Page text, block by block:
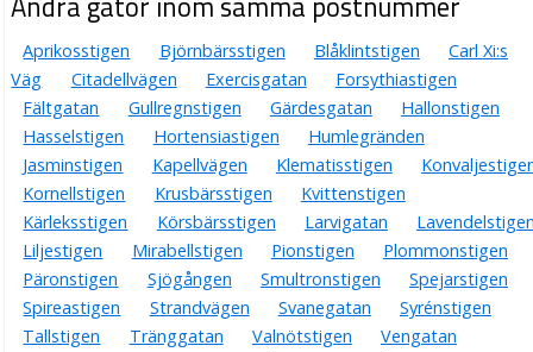
Aprikosstigen Björnbärsstigen Blåklintstigen
Carl Xi:s
Väg
Citadellvägen Exercisgatan
Forsythiastigen
Fältgatan
Gullregnstigen Gärdesgatan
Hallonstigen
Hasselstigen
Hortensiastigen
Humlegränden
Jasminstigen
Kapellvägen Klematisstigen
Kornellstigen
Krusbärsstigen
Kvittenstigen
Kärleksstigen
Körsbärsstigen Larvigatan
Liljestigen
Mirabellstigen Pionstigen
Plommonstigen
Päronstigen
Sjögången Smultronstigen
Spejarstigen
Spireastigen
Strandvägen Svanegatan
Syrénstigen
Tallstigen
Tränggatan Valnötstigen
Vengatan